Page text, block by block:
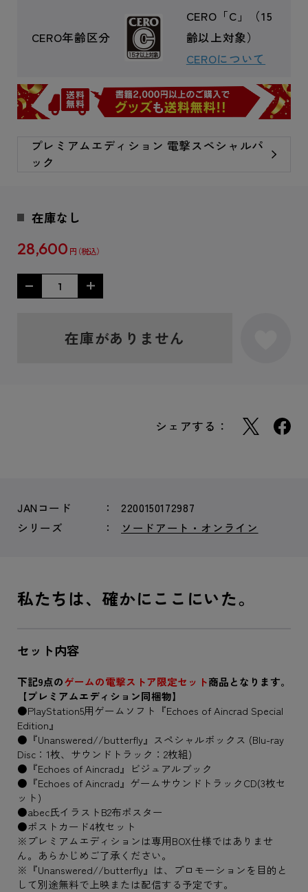
CERO年齢区分
CERO「C」（15
齢以上対象）
CEROについて
プレミアムエディション 電撃スペシャルパ
ック
在庫なし
28,600 円
在庫がありません
シェアする：
JANコード
2200150172987
シリーズ
ソードアート・オンライン
私たちは、確かにここにいた。
セット内容
下記9点のゲームの電撃ストア限定セット商品となります。
【プレミアムエディション同梱物】
●PlayStation5用ゲームソフト『Echoes of Aincrad Special
Edition』
●『Unanswered//butterfly』スペシャルボックス (Blu-ray
Disc：1枚、サウンドトラック：2枚組)
●『Echoes of Aincrad』ビジュアルブック
●『Echoes of Aincrad』ゲームサウンドトラックCD(3枚セ
ット)
●abec氏イラストB2布ポスター
●ポストカード4枚セット
※プレミアムエディションは専用BOX仕様ではありませ
ん。あらかじめご了承ください。
※『Unanswered//butterfly』は、プロモーションを目的と
して別途無料で上映または配信する予定です。